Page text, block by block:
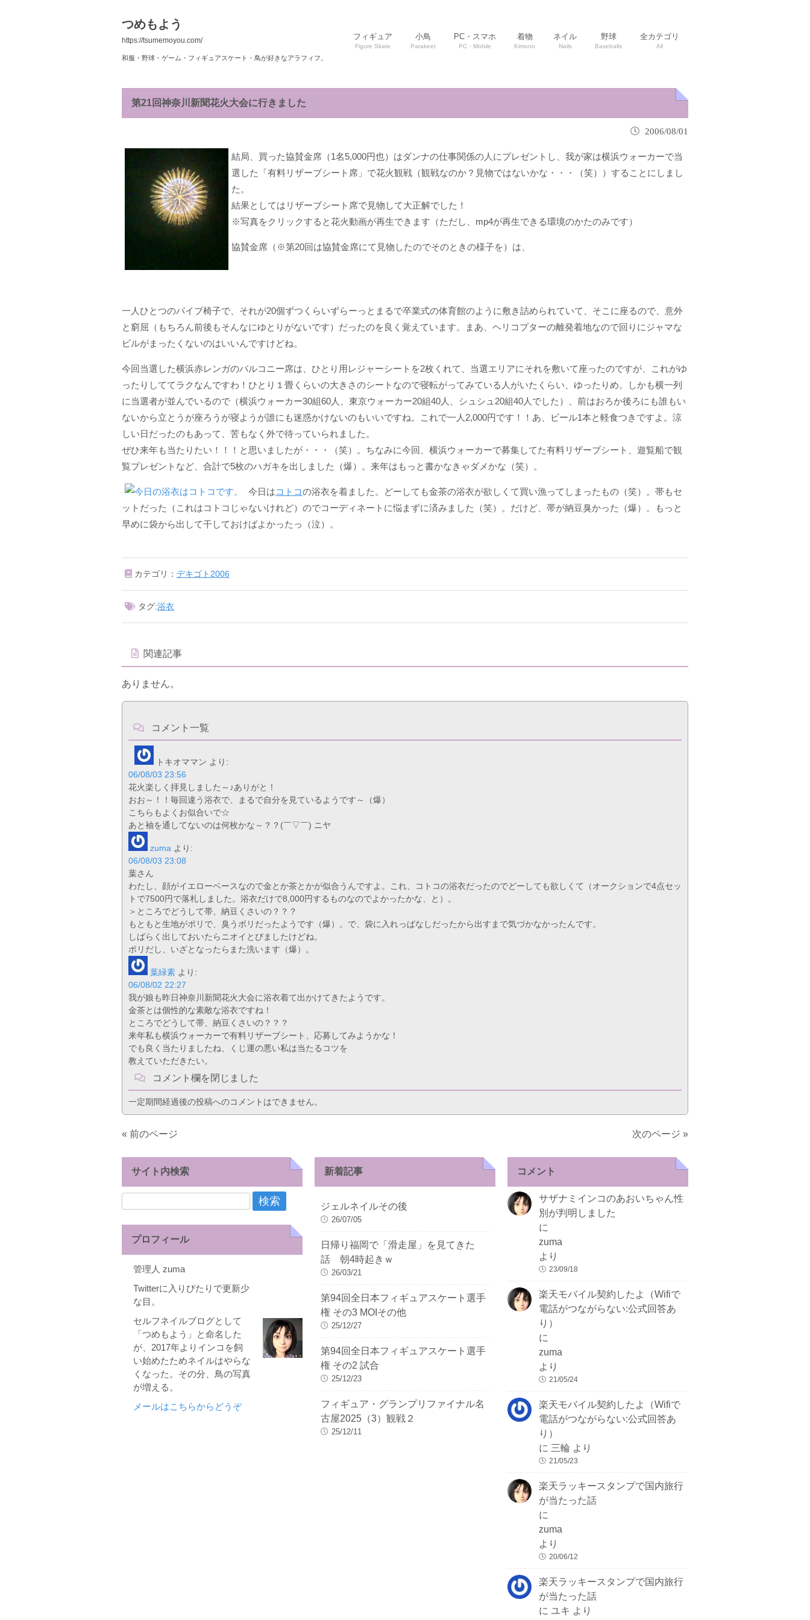
つめもよう
https://tsumemoyou.com/
和服・野球・ゲーム・フィギュアスケート・鳥が好きなアラフィフ。
フィギュア
Figure Skate
小鳥
Parakeet
PC・スマホ
PC・Mobile
着物
Kimono
ネイル
Nails
野球
Baseballs
全カテゴリ
All
第21回神奈川新聞花火大会に行きました
2006/08/01
結局、買った協賛金席（1名5,000円也）はダンナの仕事関係の人にプレゼントし、我が家は横浜ウォーカーで当
選した「有料リザーブシート席」で花火観戦（観戦なのか？見物ではないかな・・・（笑））することにしまし
た。
結果としてはリザーブシート席で見物して大正解でした！
※写真をクリックすると花火動画が再生できます（ただし、 mp4が再生できる環境のかたのみです）
協賛金席（※第20回は協賛金席にて見物したのでそのときの様子を）は、
一人ひとつのパイプ椅子で、それが20個ずつくらいずらーっとまるで卒業式の体育館のように敷き詰められていて、そこに座るので、意外
と窮屈（もちろん前後もそんなにゆとりがないです）だったのを良く覚えています。まあ、ヘリコプターの離発着地なので回りにジャマな
ビルがまったくないのはいいんですけどね。
今回当選した横浜赤レンガのバルコニー席は、ひとり用レジャーシートを2枚くれて、当選エリアにそれを敷いて座ったのですが、これがゆ
ったりしててラクなんですわ！ひとり１畳くらいの大きさのシートなので寝転がってみている人がいたくらい、ゆったりめ。しかも横一列
に当選者が並んでいるので（横浜ウォーカー30組60人、東京ウォーカー20組40人、シュシュ20組40人でした）、前はおろか後ろにも誰もい
ないから立とうが座ろうが寝ようが誰にも迷惑かけないのもいいですね。これで一人 2,000円です！！あ、ビール1本と軽食つきですよ。涼
しい日だったのもあって、苦もなく外で待っていられました。
ぜひ来年も当たりたい！！！ と思いましたが・・・（笑）。ちなみに今回、横浜ウォーカーで募集してた有料リザーブシート、遊覧船で観
覧プレゼントなど、合計で5枚のハガキを出しました（爆）。来年はもっと書かなきゃダメかな（笑）。
今日はコトコの浴衣を着ました。どーしても金茶の浴衣が欲しくて買い漁ってしまったもの（笑）。帯もセ
ットだった（これはコトコじゃないけれど）のでコーディネートに悩まずに済みました（笑）。だけど、帯が納豆臭かった
（爆）。もっと
早めに袋から出して干しておけばよかったっ（泣）。
カテゴリ： デキゴト2006
タグ:浴衣
関連記事
ありません。
コメント一覧
トキオママン より:
06/08/03 23:56
花火楽しく拝見しました～♪ありがと！
おお～！！毎回違う浴衣で、まるで自分を見ているようです～（爆）
こちらもよくお似合いで☆
あと袖を通してないのは何枚かな～？？(￣▽￣) ニヤ
zuma より:
06/08/03 23:08
葉さん
わたし、顔がイエローベースなので金とか茶とかが似合うんですよ。これ、コトコの浴衣だったのでどーしても欲しくて（オークションで4点セッ
トで7500円で落札しました。浴衣だけで8,000円するものなのでよかったかな、と）。
＞ところでどうして帯、納豆くさいの？？？
もともと生地がポリで、臭うポリだったようです（爆）。で、袋に入れっぱなしだったから出すまで気づかなかったんです。
しばらく出しておいたらニオイとびましたけどね。
ポリだし、いざとなったらまた洗います（爆）。
葉緑素 より:
06/08/02 22:27
我が娘も昨日神奈川新聞花火大会に浴衣着て出かけてきたようです。
金茶とは個性的な素敵な浴衣ですね！
ところでどうして帯、納豆くさいの？？？
来年私も横浜ウォーカーで有料リザーブシート、応募してみようかな！
でも良く当たりましたね、くじ運の悪い私は当たるコツを
教えていただきたい。
コメント欄を閉じました
一定期間経過後の投稿へのコメントはできません。
« 前のページ 次のページ »
サイト内検索
索:
プロフィール
管理人 zuma
Twitterに入りびたりで更新少
な目。
セルフネイルブログとして
「つめもよう」と命名した
が、2017年よりインコを飼
い始めたためネイルはやらな
くなった。その分、鳥の写真
が増える。
メールはこちらからどうぞ
新着記事
ジェルネイルその後
26/07/05
日帰り福岡で「滑走屋」を見てきた
話 朝4時起きｗ
26/03/21
第94回全日本フィギュアスケート選手
権 その3 MOIその他
25/12/27
第94回全日本フィギュアスケート選手
権 その2 試合
25/12/23
フィギュア・グランプリファイナル名
古屋2025（3）観戦２
25/12/11
コメント
サザナミインコのあおいちゃん性
別が判明しました
に
zuma
より
23/09/18
楽天モバイル契約したよ（Wifiで
電話がつながらない:公式回答あ
り）
に
zuma
より
21/05/24
楽天モバイル契約したよ（Wifiで
電話がつながらない:公式回答あ
り）
に 三輪 より
21/05/23
楽天ラッキースタンプで国内旅行
が当たった話
に
zuma
より
20/06/12
楽天ラッキースタンプで国内旅行
が当たった話
に ユキ より